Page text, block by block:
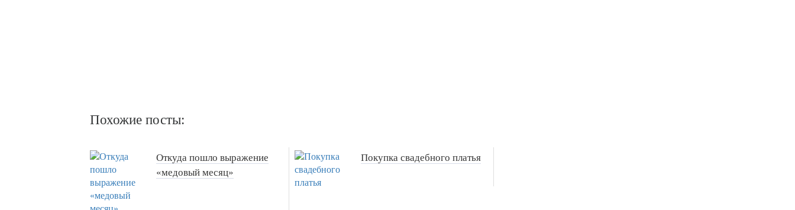
Похожие посты:
Откуда пошло выражение
«медовый месяц»
Покупка свадебного платья